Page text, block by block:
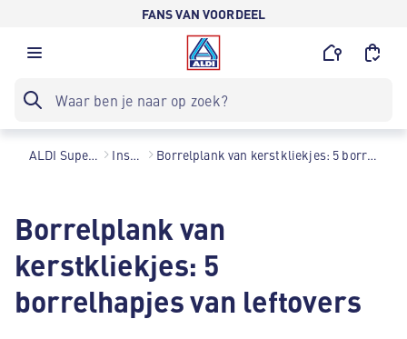
FANS VAN VOORDEEL
ALDI Supermarkten Inspiratie Borrelplank van kerstkliekjes: 5 borrelhapjes van leftovers
Borrelplank van
kerstkliekjes: 5
borrelhapjes van leftovers